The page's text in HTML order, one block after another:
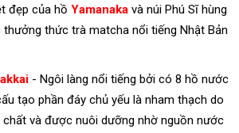
đẹp của hồ Yamanaka và núi Phú Sĩ hùng
thức trà matcha nổi tiếng Nhật Bản
- Ngôi làng nổi tiếng bởi có 8 hồ nước
tạo phần đáy chủ yếu là nham thạch do
và được nuôi dưỡng nhờ nguồn nước